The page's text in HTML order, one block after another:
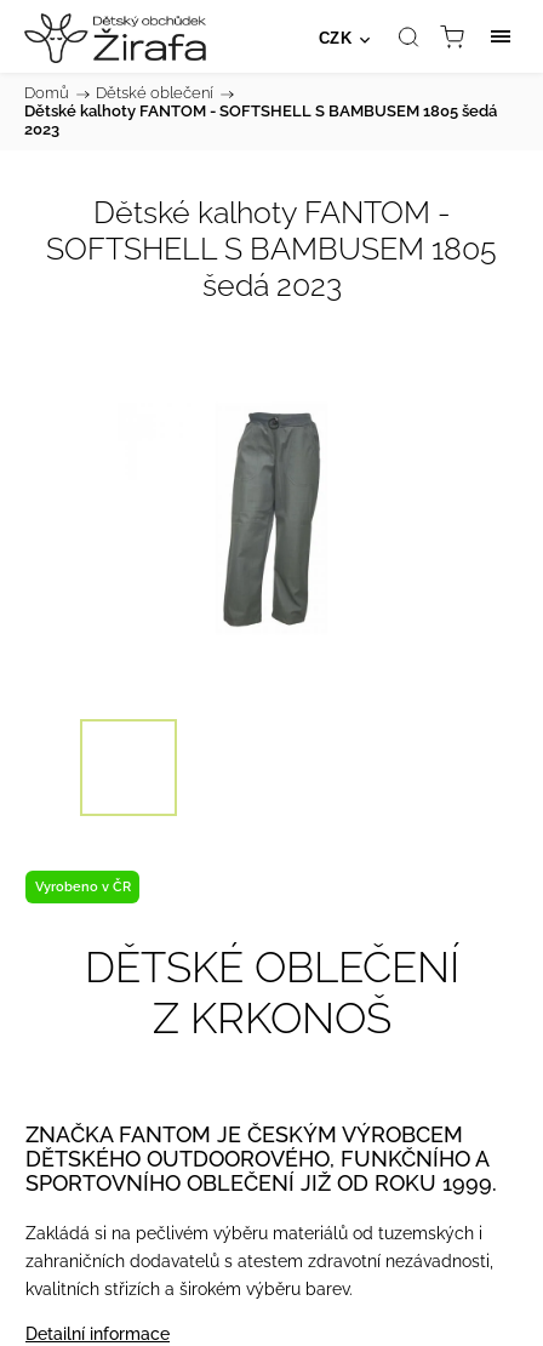
CZK
Domů / Dětské oblečení /
Dětské kalhoty FANTOM - SOFTSHELL S BAMBUSEM 1805 šedá
2023
Dětské kalhoty FANTOM -
SOFTSHELL S BAMBUSEM 1805
šedá 2023
Vyrobeno v ČR
DĚTSKÉ OBLEČENÍ
Z KRKONOŠ
ZNAČKA FANTOM JE ČESKÝM VÝROBCEM
DĚTSKÉHO OUTDOOROVÉHO, FUNKČNÍHO A
SPORTOVNÍHO OBLEČENÍ JIŽ OD ROKU 1999.
Zakládá si na pečlivém výběru materiálů od tuzemských i
zahraničních dodavatelů s atestem zdravotní nezávadnosti,
kvalitních střizích a širokém výběru barev.
Detailní informace